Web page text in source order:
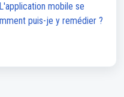
mobile se
puis-je y remédier ?